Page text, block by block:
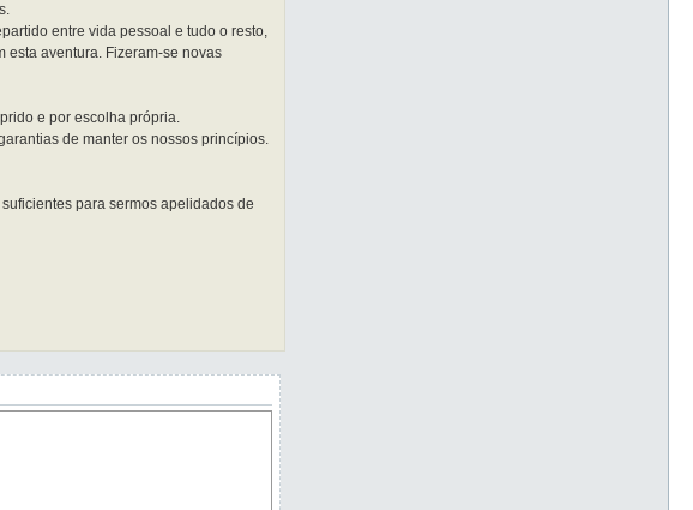
entre vida pessoal e tudo o resto,
esta aventura. Fizeram-se novas
e por escolha própria.
de manter os nossos princípios.
para sermos apelidados de